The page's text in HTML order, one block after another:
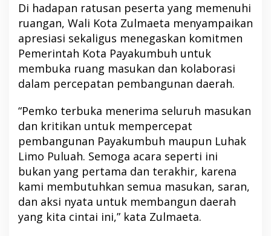
Di hadapan ratusan peserta yang memenuhi
ruangan, Wali Kota Zulmaeta menyampaikan
apresiasi sekaligus menegaskan komitmen
Pemerintah Kota Payakumbuh untuk
membuka ruang masukan dan kolaborasi
dalam percepatan pembangunan daerah.
“Pemko terbuka menerima seluruh masukan
dan kritikan untuk mempercepat
pembangunan Payakumbuh maupun Luhak
Limo Puluah. Semoga acara seperti ini
bukan yang pertama dan terakhir, karena
kami membutuhkan semua masukan, saran,
dan aksi nyata untuk membangun daerah
yang kita cintai ini,” kata Zulmaeta.